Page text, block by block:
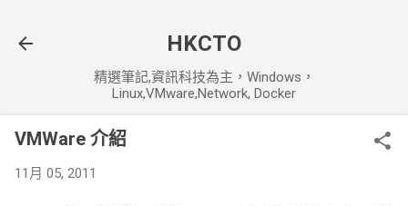
HKCTO
精選筆記,資訊科技為主，Windows，
Linux,VMware,Network, Docker
VMWare 介紹
11月 05, 2011